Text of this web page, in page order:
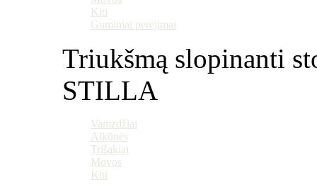
Kiti
Guminiai perėjimai
Triukšmą slopinanti
STILLA
Vamzdžiai
Alkūnės
Trišakiai
Movos
Kiti